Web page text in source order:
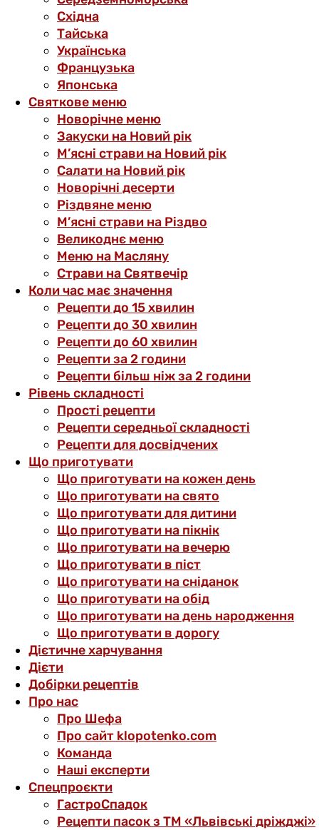
Східна
Тайська
Українська
Французька
Японська
Святкове меню
Новорічне меню
Закуски на Новий рік
М’ясні страви на Новий рік
Салати на Новий рік
Новорічні десерти
Різдвяне меню
М’ясні страви на Різдво
Великоднє меню
Меню на Масляну
Страви на Святвечір
Коли час має значення
Рецепти до 15 хвилин
Рецепти до 30 хвилин
Рецепти до 60 хвилин
Рецепти за 2 години
Рецепти більш ніж за 2 години
Рівень складності
Прості рецепти
Рецепти середньої складності
Рецепти для досвідчених
Що приготувати
Що приготувати на кожен день
Що приготувати на свято
Що приготувати для дитини
Що приготувати на пікнік
Що приготувати на вечерю
Що приготувати в піст
Що приготувати на сніданок
Що приготувати на обід
Що приготувати на день народження
Що приготувати в дорогу
Дієтичне харчування
Дієти
Добірки рецептів
Про нас
Про Шефа
Про сайт klopotenko.com
Команда
Наші експерти
Спецпроєкти
ГастроСпадок
Рецепти пасок з ТМ «Львівські дріжджі»